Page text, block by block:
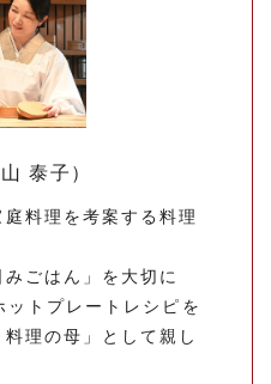
泰子）
料理を考案する料理
ごはん」を大切に
ットプレートレシピを
理の母」として親し